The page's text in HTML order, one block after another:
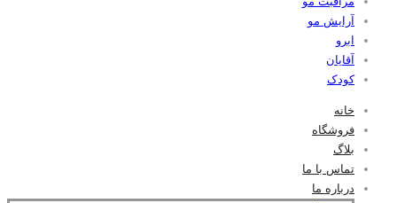
آرایش مو
ابرو
آقایان
کودک
خانه
فروشگاه
بلاگ
تماس با ما
درباره ما